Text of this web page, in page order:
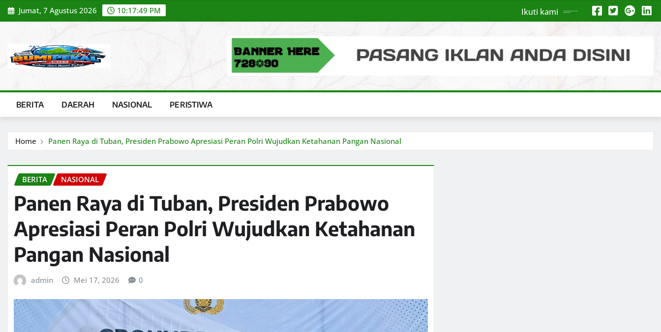
Skip
to
Jumat, 7 Agustus 2026 10:17:50 PM Ikuti kami
BERITA DAERAH NASIONAL PERISTIWA
Home Panen Raya di Tuban, Presiden Prabowo Apresiasi Peran Polri Wujudkan Ketahanan Pangan Nasional
BERITA NASIONAL
Panen Raya di Tuban, Presiden Prabowo
Apresiasi Peran Polri Wujudkan Ketahanan
Pangan Nasional
admin Mei 17, 2026 0